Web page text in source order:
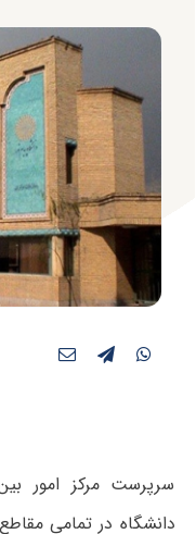
سرپرست مرکز امور
دانشگاه در تمامی